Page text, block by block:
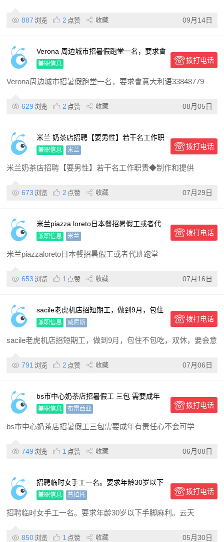
887 浏览 2 点赞 收藏 09月14日
Verona 周边城市招暑假跑堂一名，要求會
意大利语
兼职信息 拨打电话
Verona周边城市招暑假跑堂一名，要求會意大利语33848779
629 浏览 2 点赞 收藏 08月05日
米兰 奶茶店招聘【要男性】若干名工作职
责◆制作和提供品质如一的饮品和食品；
◆与顾客和工作伙伴保
兼职信息 米兰 拨打电话
米兰奶茶店招聘【要男性】若干名工作职责◆制作和提供
673 浏览 2 点赞 收藏 07月29日
米兰piazza loreto日本餐招暑假工或者代
班跑堂
兼职信息 米兰 拨打电话
米兰piazzaloreto日本餐招暑假工或者代班跑堂
653 浏览 1 点赞 收藏 07月16日
sacile老虎机店招短期工，做到9月，包住
不包吃，双休，要会意大利语。请在中午
12点以后致电联系
兼职信息 威尼斯 拨打电话
sacile老虎机店招短期工，做到9月，包住不包吃，双休，要会意
791 浏览 2 点赞 收藏 07月06日
bs市中心奶茶店招暑假工 三包 需要成年
有责任心 不会可学
兼职信息 布雷西亚 拨打电话
bs市中心奶茶店招暑假工三包需要成年有责任心不会可学
749 浏览 1 点赞 收藏 06月08日
招聘临时女手工一名。要求年龄30岁以下
手脚麻利。云天楼附近。有需要做临时手
工，中午10:30电话联系
兼职信息 普拉托 拨打电话
招聘临时女手工一名。要求年龄30岁以下手脚麻利。云天
850浏览 1 点赞 收藏 05月30日